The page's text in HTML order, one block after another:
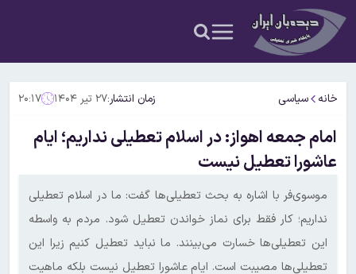
خانه سیاسی زمان انتشار:۲۷ تیر ۱۴۰۴ ۲۰:۱۷
امام جمعه اهواز: در اسلام تعطیلی نداریم؛ ایام
عاشورا تعطیل نیست
موسوی‌فر با اشاره به بحث تعطیلی‌ها گفت: ما در اسلام تعطیلی
نداریم؛ کار فقط برای نماز خواندن تعطیل شود. مردم به واسطه
این تعطیلی‌ها خسارت می‌بینند. ما نباید تعطیل کنیم زیرا این
تعطیلی‌ها مصیبت است. ایام عاشورا تعطیل نیست بلکه ماهیت